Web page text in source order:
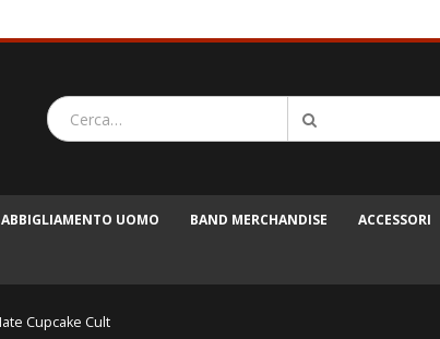
ABBIGLIAMENTO UOMO BAND MERCHANDISE ACCESSORI
Cupcake Cult